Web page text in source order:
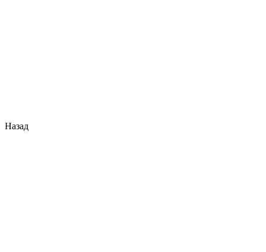
Назад